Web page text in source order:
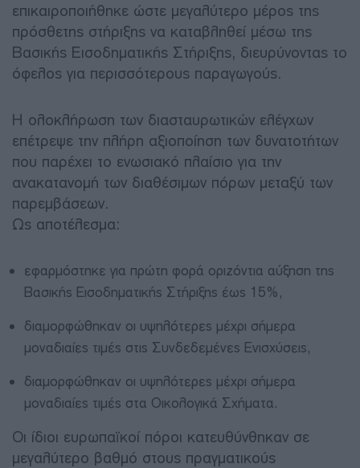
επικαιροποιήθηκε ώστε μεγαλύτερο μέρος της
πρόσθετης στήριξης να καταβληθεί μέσω της
Βασικής Εισοδηματικής Στήριξης, διευρύνοντας το
όφελος για περισσότερους παραγωγούς.
Η ολοκλήρωση των διασταυρωτικών ελέγχων
επέτρεψε την πλήρη αξιοποίηση των δυνατοτήτων
που παρέχει το ενωσιακό πλαίσιο για την
ανακατανομή των διαθέσιμων πόρων μεταξύ των
παρεμβάσεων.
Ως αποτέλεσμα:
εφαρμόστηκε για πρώτη φορά οριζόντια αύξηση της
Βασικής Εισοδηματικής Στήριξης έως 15%,
διαμορφώθηκαν οι υψηλότερες μέχρι σήμερα
μοναδιαίες τιμές στις Συνδεδεμένες Ενισχύσεις,
διαμορφώθηκαν οι υψηλότερες μέχρι σήμερα
μοναδιαίες τιμές στα Οικολογικά Σχήματα.
Οι ίδιοι ευρωπαϊκοί πόροι κατευθύνθηκαν σε
μεγαλύτερο βαθμό στους πραγματικούς